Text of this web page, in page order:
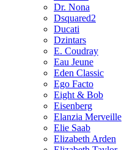
Dr. Nona
Dsquared2
Ducati
Dzintars
E. Coudray
Eau Jeune
Eden Classic
Ego Facto
Eight & Bob
Eisenberg
Elanzia Merveille
Elie Saab
Elizabeth Arden